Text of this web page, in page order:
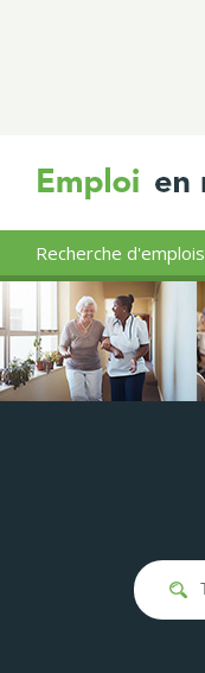
Recherche d'emplois